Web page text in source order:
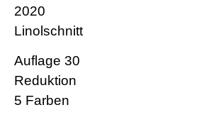
2020
Linolschnitt
Auflage 30
Reduktion
5 Farben